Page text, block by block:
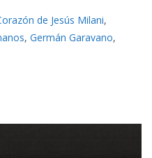
de Jesús Milani,
, Germán Garavano,